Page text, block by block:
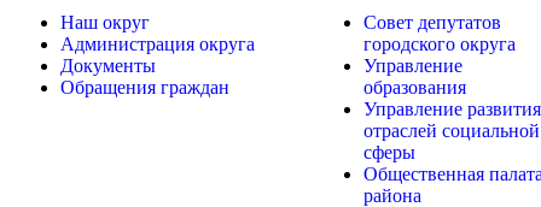
Наш округ
Администрация округа
Документы
Обращения граждан
Совет депутатов
городского округа
Управление
образования
Управление развития
отраслей социальной
сферы
Общественная
района